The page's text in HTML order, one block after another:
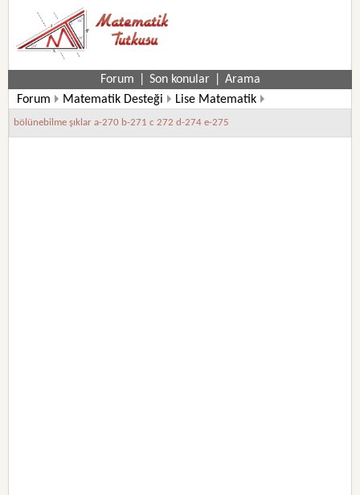
Forum Son konular
Arama
Forum
Matematik Desteği Lise Matematik
bölünebilme şıklar a-270 b-271 c 272 d-274 e-275